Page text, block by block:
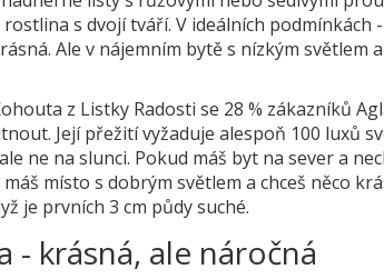
rostlina s dvojí tváří. V ideálních podmínkách
Ale v nájemním bytě s nízkým světlem
z Listky Radosti se 28 % zákazníků
Její přežití vyžaduje alespoň 100 luxů
ne na slunci. Pokud máš byt na sever a
místo s dobrým světlem a chceš něco
je prvních 3 cm půdy suché.
- krásná, ale náročná